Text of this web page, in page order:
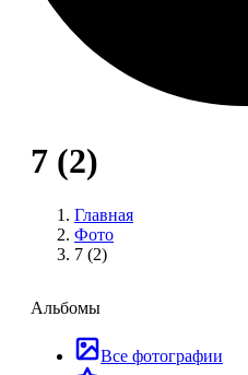
7 (2)
Главная
Фото
7 (2)
Альбомы
Все фотографии